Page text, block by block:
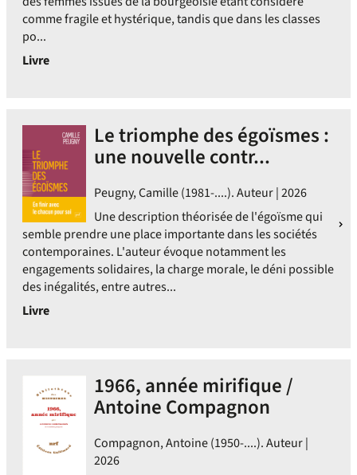
comme fragile et hystérique, tandis que dans les classes
po...
Livre
Le triomphe des égoïsmes :
une nouvelle contr...
Peugny, Camille (1981-....). Auteur | 2026
Une description théorisée de l'égoïsme qui
semble prendre une place importante dans les sociétés
contemporaines. L'auteur évoque notamment les
engagements solidaires, la charge morale, le déni possible
des inégalités, entre autres...
Livre
1966, année mirifique /
Antoine Compagnon
Compagnon, Antoine (1950-....). Auteur |
2026